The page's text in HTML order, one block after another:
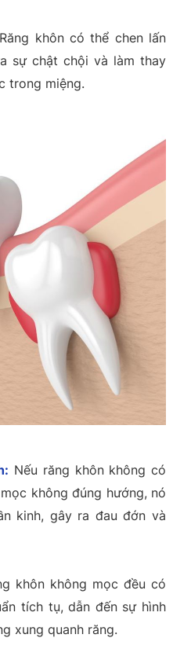
Răng khôn có thể chen lấn
sự chật chội và làm thay
trong miệng.
Nếu răng khôn không có
không đúng hướng, nó
kinh, gây ra đau đớn và
khôn không mọc đều có
tích tụ, dẫn đến sự hình
xung quanh răng.